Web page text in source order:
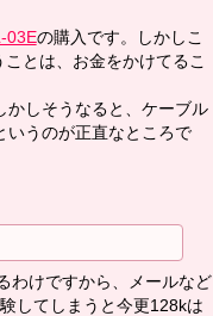
03Eの購入です。しかしこ
とは、お金をかけてるこ
しそうなると、ケーブル
いうのが正直なところで
わけですから、メールなど
してしまうと今更128kは